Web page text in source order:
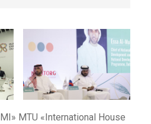
MTU «International House